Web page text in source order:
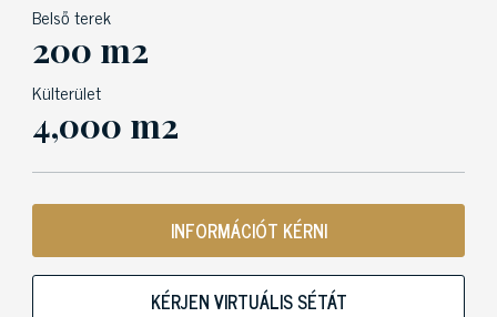
Belső terek
200 m2
Külterület
4,000 m2
INFORMÁCIÓT KÉRNI
KÉRJEN VIRTUÁLIS SÉTÁT